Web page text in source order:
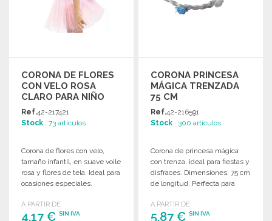
CORONA DE FLORES
CON VELO ROSA
CLARO PARA NIÑO
Ref.42-217421
Stock : 73 artículos
Corona de flores con velo,
tamaño infantil, en suave voile
rosa y flores de tela. Ideal para
ocasiones especiales.
A PARTIR DE
4,17 € SIN IVA
CORONA PRINCESA
MÁGICA TRENZADA
75 CM
Ref.42-216591
Stock : 300 artículos
Corona de princesa mágica
con trenza, ideal para fiestas y
disfraces. Dimensiones: 75 cm
de longitud. Perfecta para
A PARTIR DE
5,87 €SIN IVA